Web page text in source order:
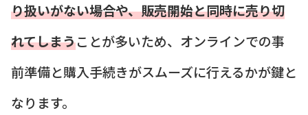
り扱いがない場合や、販売開始と同時に売り切
れてしまうことが多いため、オンラインでの事
前準備と購入手続きがスムーズに行えるかが鍵と
なります。